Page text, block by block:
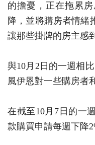
的擔憂，正在拖累
降，並將購房者情緒
讓那些掛牌的房主感
與10月2日的一週相
風伊恩對一些購房者
在截至10月7日的一
款購買申請每週下降